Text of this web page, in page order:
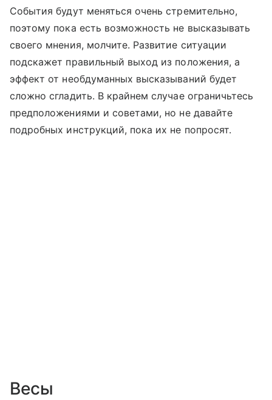
События будут меняться очень стремительно,
поэтому пока есть возможность не высказывать
своего мнения, молчите. Развитие ситуации
подскажет правильный выход из положения, а
эффект от необдуманных высказываний будет
сложно сгладить. В крайнем случае ограничьтесь
предположениями и советами, но не давайте
подробных инструкций, пока их не попросят.
Весы